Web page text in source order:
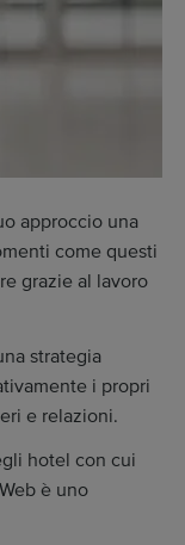
approccio una
come questi
grazie al lavoro
strategia
i propri
e relazioni.
hotel con cui
è uno